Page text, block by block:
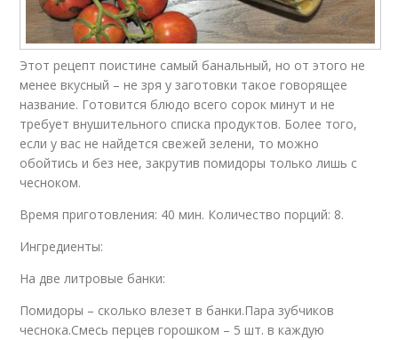
Этот рецепт поистине самый банальный, но от этого не
менее вкусный – не зря у заготовки такое говорящее
название. Готовится блюдо всего сорок минут и не
требует внушительного списка продуктов. Более того,
если у вас не найдется свежей зелени, то можно
обойтись и без нее, закрутив помидоры только лишь с
чесноком.
Время приготовления: 40 мин. Количество порций: 8.
Ингредиенты:
На две литровые банки:
Помидоры – сколько влезет в банки.Пара зубчиков
чеснока.Смесь перцев горошком – 5 шт. в каждую